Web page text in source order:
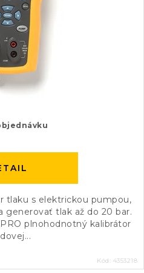
tlaku s elektrickou pumpou,
generovať tlak až do 20 bar.
plnohodnotný kalibrátor
Kód: 4353218